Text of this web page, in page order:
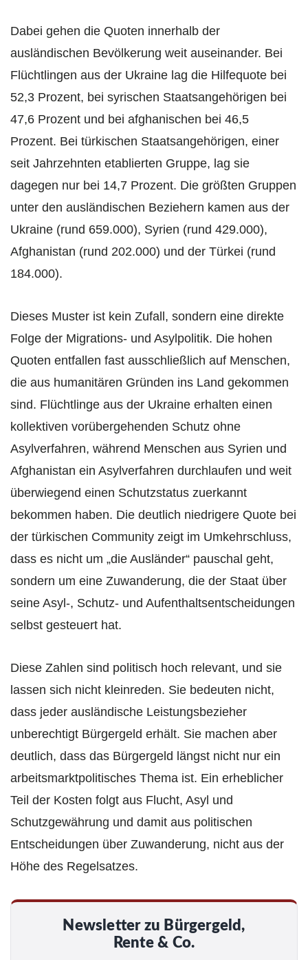
Dabei gehen die Quoten innerhalb der
ausländischen Bevölkerung weit auseinander. Bei
Flüchtlingen aus der Ukraine lag die Hilfequote bei
52,3 Prozent, bei syrischen Staatsangehörigen bei
47,6 Prozent und bei afghanischen bei 46,5
Prozent. Bei türkischen Staatsangehörigen, einer
seit Jahrzehnten etablierten Gruppe, lag sie
dagegen nur bei 14,7 Prozent. Die größten Gruppen
unter den ausländischen Beziehern kamen aus der
Ukraine (rund 659.000), Syrien (rund 429.000),
Afghanistan (rund 202.000) und der Türkei (rund
184.000).
Dieses Muster ist kein Zufall, sondern eine direkte
Folge der Migrations- und Asylpolitik. Die hohen
Quoten entfallen fast ausschließlich auf Menschen,
die aus humanitären Gründen ins Land gekommen
sind. Flüchtlinge aus der Ukraine erhalten einen
kollektiven vorübergehenden Schutz ohne
Asylverfahren, während Menschen aus Syrien und
Afghanistan ein Asylverfahren durchlaufen und weit
überwiegend einen Schutzstatus zuerkannt
bekommen haben. Die deutlich niedrigere Quote bei
der türkischen Community zeigt im Umkehrschluss,
dass es nicht um „die Ausländer“ pauschal geht,
sondern um eine Zuwanderung, die der Staat über
seine Asyl-, Schutz- und Aufenthaltsentscheidungen
selbst gesteuert hat.
Diese Zahlen sind politisch hoch relevant, und sie
lassen sich nicht kleinreden. Sie bedeuten nicht,
dass jeder ausländische Leistungsbezieher
unberechtigt Bürgergeld erhält. Sie machen aber
deutlich, dass das Bürgergeld längst nicht nur ein
arbeitsmarktpolitisches Thema ist. Ein erheblicher
Teil der Kosten folgt aus Flucht, Asyl und
Schutzgewährung und damit aus politischen
Entscheidungen über Zuwanderung, nicht aus der
Höhe des Regelsatzes.
Newsletter zu Bürgergeld,
Rente & Co.